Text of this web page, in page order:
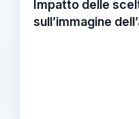
Impatto delle
sull’immagine